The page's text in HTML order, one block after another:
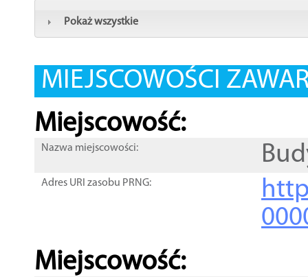
Pokaż wszystkie
MIEJSCOWOŚCI
Miejscowość:
Nazwa miejscowości:
Adres URI zasobu PRNG:
Miejscowość: